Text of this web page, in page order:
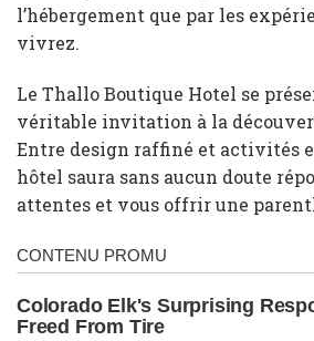
l’hébergement que par les
vivrez.
Le Thallo Boutique Hotel se
véritable invitation à la
Entre design raffiné et activités
hôtel saura sans aucun doute
attentes et vous offrir une